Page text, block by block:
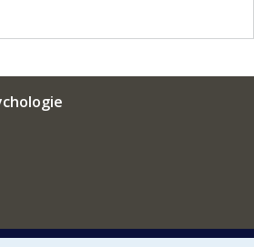
sur les Substances
Cormier et dont les travaux visent,
usagers des services de